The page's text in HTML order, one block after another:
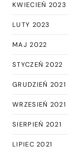
KWIECIEŃ 2023
LUTY 2023
MAJ 2022
STYCZEŃ 2022
GRUDZIEŃ 2021
WRZESIEŃ 2021
SIERPIEŃ 2021
LIPIEC 2021